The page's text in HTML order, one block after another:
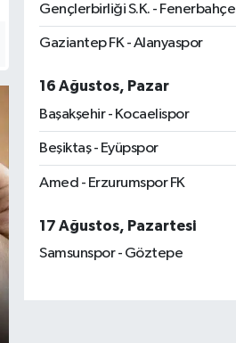
Gençlerbirliği S.K. - Fenerbahçe
Gaziantep FK - Alanyaspor
16 Ağustos, Pazar
Başakşehir - Kocaelispor
Beşiktaş - Eyüpspor
Amed - Erzurumspor FK
17 Ağustos, Pazartesi
Samsunspor - Göztepe